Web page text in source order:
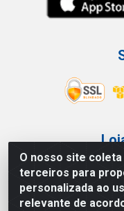
O nosso site
terceiros para
personalizada ao
relevante de
Av Vautier,